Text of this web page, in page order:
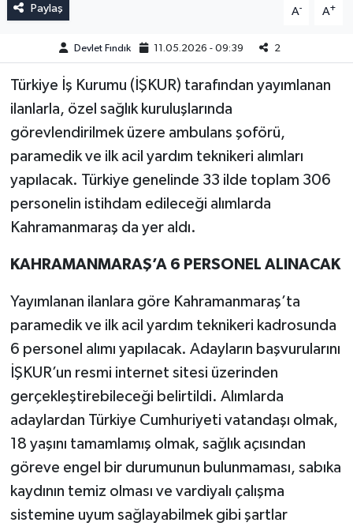
Paylaş A- A+
Devlet Fındık 11.05.2026 - 09:39 2
Türkiye İş Kurumu (İŞKUR) tarafından yayımlanan
ilanlarla, özel sağlık kuruluşlarında
görevlendirilmek üzere ambulans şoförü,
paramedik ve ilk acil yardım teknikeri alımları
yapılacak. Türkiye genelinde 33 ilde toplam 306
personelin istihdam edileceği alımlarda
Kahramanmaraş da yer aldı.
KAHRAMANMARAŞ’A 6 PERSONEL ALINACAK
Yayımlanan ilanlara göre Kahramanmaraş’ta
paramedik ve ilk acil yardım teknikeri kadrosunda
6 personel alımı yapılacak. Adayların başvurularını
İŞKUR’un resmi internet sitesi üzerinden
gerçekleştirebileceği belirtildi. Alımlarda
adaylardan Türkiye Cumhuriyeti vatandaşı olmak,
18 yaşını tamamlamış olmak, sağlık açısından
göreve engel bir durumunun bulunmaması, sabıka
kaydının temiz olması ve vardiyalı çalışma
sistemine uyum sağlayabilmek gibi şartlar